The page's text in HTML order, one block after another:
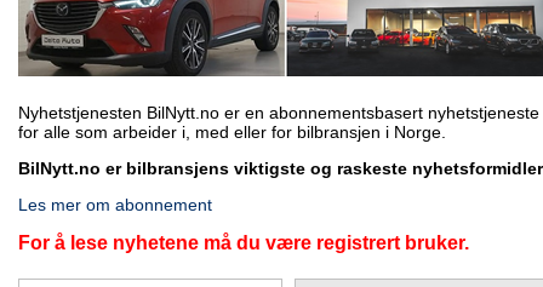
Nyhetstjenesten BilNytt.no er en abonnementsbasert nyhetstjeneste
for alle som arbeider i, med eller for bilbransjen i Norge.
BilNytt.no er bilbransjens viktigste og raskeste
Les mer om abonnement
For å lese nyhetene må du være registrert bruker.